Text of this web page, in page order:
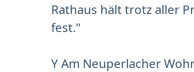
Rathaus hält trotz aller
fest."
Y Am Neuperlacher